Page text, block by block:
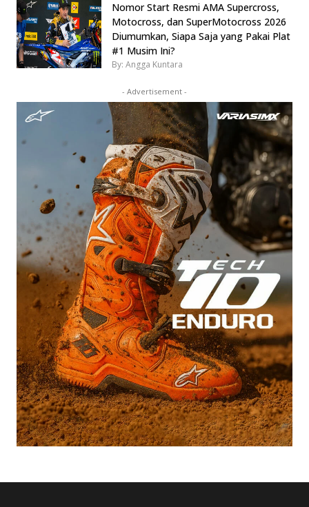
Nomor Start Resmi AMA Supercross,
Motocross, dan SuperMotocross 2026
Diumumkan, Siapa Saja yang Pakai Plat
#1 Musim Ini?
By: Angga Kuntara
- Advertisement -